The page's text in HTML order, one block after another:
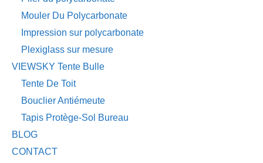
Mouler Du Polycarbonate
Impression sur polycarbonate
Plexiglass sur mesure
VIEWSKY Tente Bulle
Tente De Toit
Bouclier Antiémeute
Tapis Protège-Sol Bureau
BLOG
CONTACT